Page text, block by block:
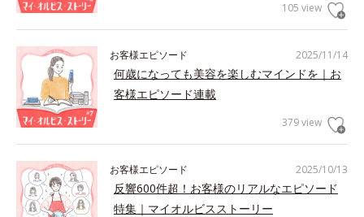
105 view
2025/11/14
お客様エピソード
何歳になっても美容を楽しむマインドを｜お
客様エピソード連載
379 view
2025/10/13
お客様エピソード
反響600件超！お客様のリアルなエピソード
特集｜マイオルビスストーリー